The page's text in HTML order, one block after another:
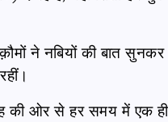
ने नबियों की बात सुनकर
की ओर से हर समय में एक